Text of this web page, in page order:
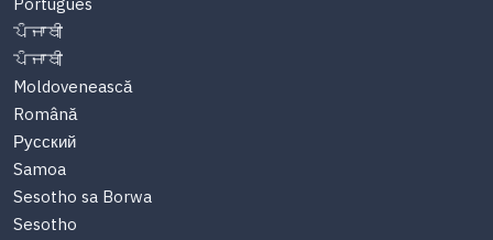
ਪੰਜਾਬੀ
ਪੰਜਾਬੀ
Moldovenească
Română
Русский
Samoa
Sesotho sa Borwa
Sesotho